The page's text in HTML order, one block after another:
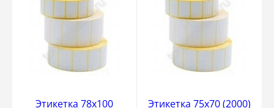
Этикетка 78х100 Этикетка 75х70 (2000)